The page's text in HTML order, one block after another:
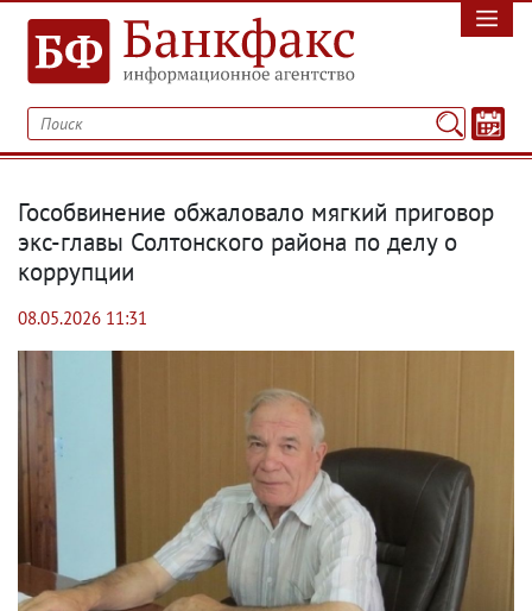
Гособвинение обжаловало мягкий приговор
экс-главы Солтонского района по делу о
коррупции
08.05.2026 11:31